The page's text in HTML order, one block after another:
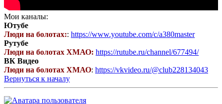
Мои каналы:
Ютубе
Люди на болотах:: https://www.youtube.com/c/a380master
Рутубе
Люди на болотах ХМАО: https://rutube.ru/channel/677494/
ВК Видео
Люди на болотах ХМАО: https://vkvideo.ru/@club228134043
Вернуться к началу